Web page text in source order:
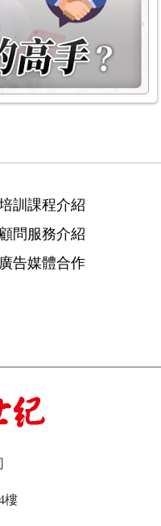
訓課程介紹
顧問服務介紹
廣告媒體合作
樓